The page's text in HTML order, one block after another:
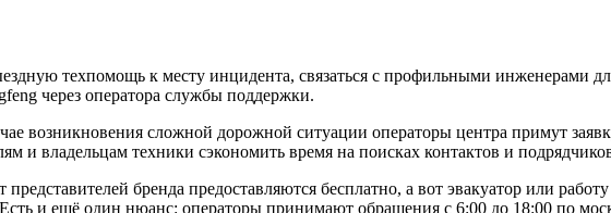
техпомощь к месту инцидента, связаться с профильными инженерами
через оператора службы поддержки.
возникновения сложной дорожной ситуации операторы центра примут
и владельцам техники сэкономить время на поисках контактов и
бренда предоставляются бесплатно, а вот эвакуатор или
и ещё один нюанс: операторы принимают обращения с 6:00 до 18:00 по